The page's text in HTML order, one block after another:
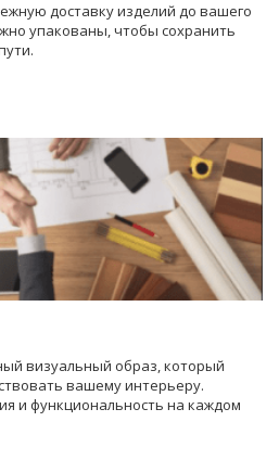
доставку изделий до вашего
упакованы, чтобы сохранить
визуальный образ, который
вашему интерьеру.
и функциональность на каждом